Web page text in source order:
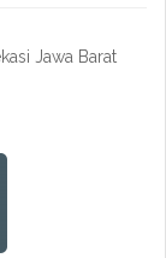
Jawa Barat